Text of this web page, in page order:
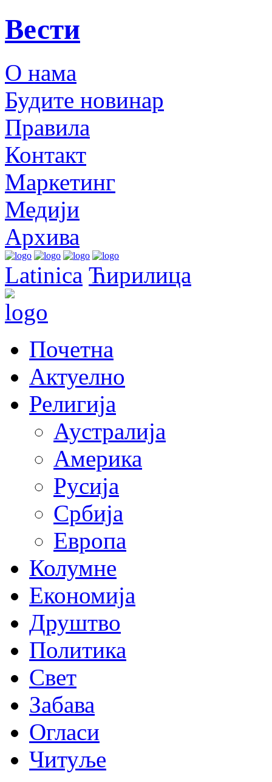
Вести
О нама
Будите новинар
Правила
Контакт
Маркетинг
Медији
Архива
Latinica Ћирилица
Почетна
Актуелно
Религија
Аустралија
Америка
Русија
Србија
Европа
Колумне
Економија
Друштво
Политика
Свет
Забава
Огласи
Читуље